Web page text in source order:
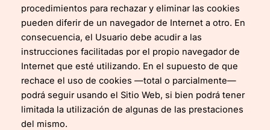
procedimientos para rechazar y eliminar las cookies
pueden diferir de un navegador de Internet a otro. En
consecuencia, el Usuario debe acudir a las
instrucciones facilitadas por el propio navegador de
Internet que esté utilizando. En el supuesto de que
rechace el uso de cookies —total o parcialmente—
podrá seguir usando el Sitio Web, si bien podrá tener
limitada la utilización de algunas de las prestaciones
del mismo.